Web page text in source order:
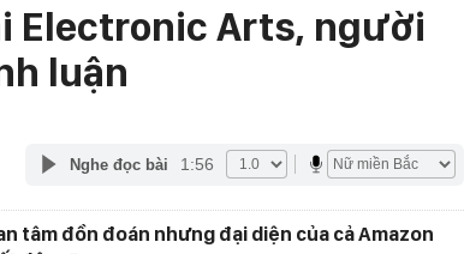
Electronic Arts, người
luận
Nghe đọc bài 1:56
tâm đồn đoán nhưng đại diện của cả Amazon